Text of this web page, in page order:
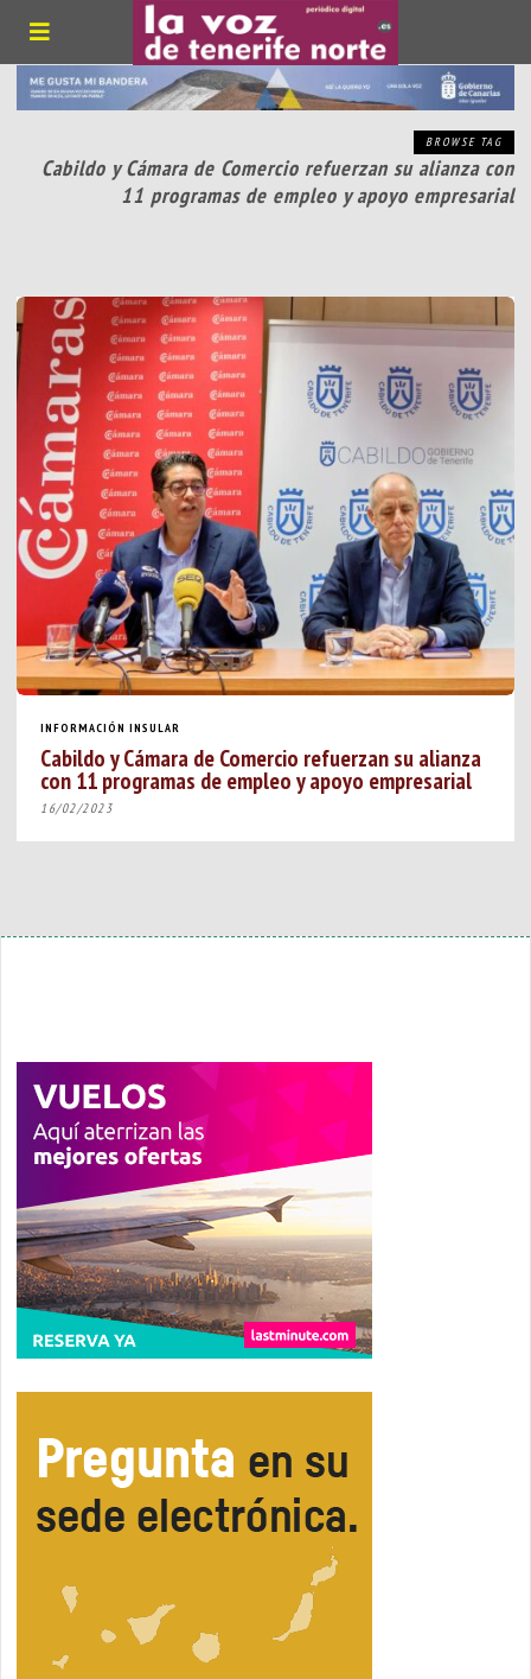
BROWSE TAG
Cabildo y Cámara de Comercio refuerzan su alianza con
11 programas de empleo y apoyo empresarial
INFORMACIÓN INSULAR
Cabildo y Cámara de Comercio refuerzan su alianza
con 11 programas de empleo y apoyo empresarial
16/02/2023